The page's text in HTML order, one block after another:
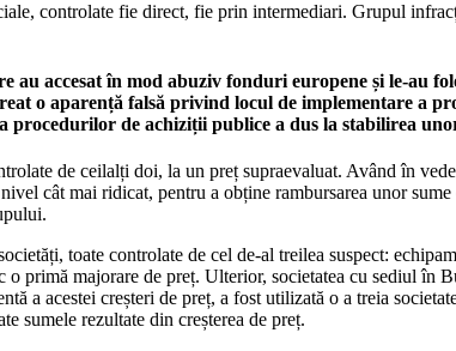
controlate fie direct, fie prin intermediari. Grupul
accesat în mod abuziv fonduri europene și le-au
o aparență falsă privind locul de implementare a
de achiziții publice a dus la stabilirea
de ceilalți doi, la un preț supraevaluat. Având în
cât mai ridicat, pentru a obține rambursarea unor
toate controlate de cel de-al treilea suspect:
primă majorare de preț. Ulterior, societatea cu sediul în
a acestei creșteri de preț, a fost utilizată o a treia
sumele rezultate din creșterea de preț.